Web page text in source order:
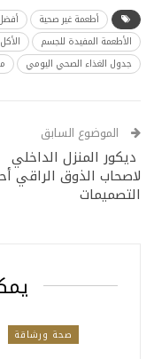
أطعمة غير صحية
الأطعمة المفيدة للجسم
جدول الغذاء الصحي اليومي
الموضوع السابق
ديكور المنزل الداخلي
لاصحاب الذوق الراقي
التصميمات
صحة ورشاقة